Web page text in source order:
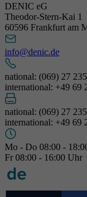
DENIC eG
Theodor-Stern-Kai 1
60596 Frankfurt am
info@denic.de
national: (069) 27
international: +49 69
national: (069) 27
international: +49 69
Mo - Do 08:00 -
Fr 08:00 - 16:00 Uhr